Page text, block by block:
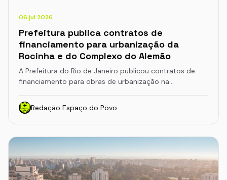
06 jul 2026
Prefeitura publica contratos de
financiamento para urbanização da
Rocinha e do Complexo do Alemão
A Prefeitura do Rio de Janeiro publicou contratos de
financiamento para obras de urbanização na…
Redação Espaço do Povo